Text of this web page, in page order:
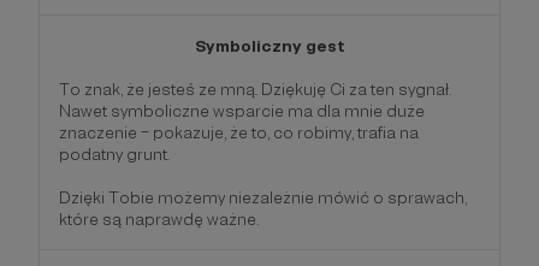
Symboliczny gest
To znak, że jesteś ze mną. Dziękuję Ci za ten sygnał.
Nawet symboliczne wsparcie ma dla mnie duże
znaczenie – pokazuje, że to, co robimy, trafia na
podatny grunt.
Dzięki Tobie możemy niezależnie mówić o sprawach,
które są naprawdę ważne.